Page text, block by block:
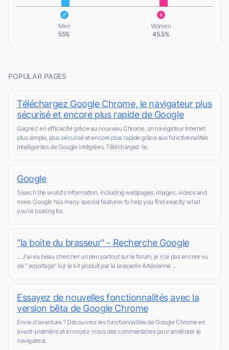
Men
55%
Women
45.5%
POPULAR PAGES
Téléchargez Google Chrome, le navigateur plus
sécurisé et encore plus rapide de Google
Gagnez en efficacité grâce au nouveau Chrome, un navigateur Internet
plus simple, plus sécurisé et encore plus rapide grâce aux fonctionnalités
intelligentes de Google intégrées. Téléchargez-le.
Google
Search the world's information, including webpages, images, videos and
more. Google has many special features to help you find exactly what
you're looking for.
"la boite du brasseur" - Recherche Google
... J'ai eu beau chercher un peu partout sur le forum, je n'ai pas encore vu
de " reportage" sur le kit produit par la brasserie Artésienne ...
Essayez de nouvelles fonctionnalités avec la
version bêta de Google Chrome
Envie d'aventure ? Découvrez les fonctionnalités de Google Chrome en
avant-première et envoyez-nous des commentaires pour améliorer le
navigateur.